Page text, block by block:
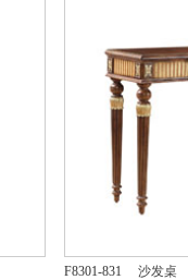
F8301-831
沙发桌